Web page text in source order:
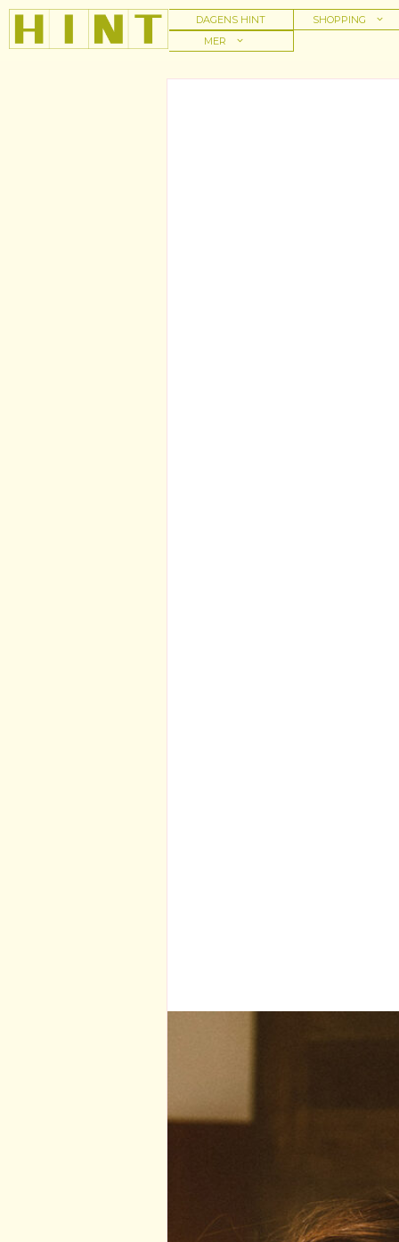
Hoppa
innehåll
DAGENS HINT
SHOPPING
MER